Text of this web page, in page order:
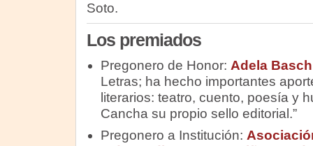
Soto.
Los premiados
Pregonero de Honor: Adela Basch
Letras; ha hecho importantes
literarios: teatro, cuento, poesía y
Cancha su propio sello editorial.”
Pregonero a Institución: